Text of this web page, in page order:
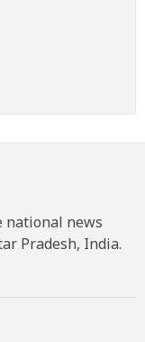
national news
Pradesh, India.